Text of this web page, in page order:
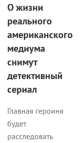
О жизни
реального
американского
медиума
снимут
детективный
сериал
Главная героиня
будет
расследовать